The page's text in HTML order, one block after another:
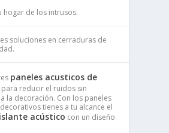
hogar de los intrusos.
soluciones en cerraduras de
paneles acusticos de
para reducir el ruidos sin
la decoración. Con los paneles
tienes a tu alcance el
acústico con un diseño